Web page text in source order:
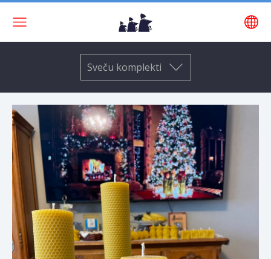
Sveču komplekti